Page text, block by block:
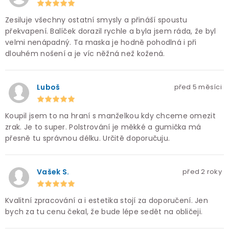
Zesiluje všechny ostatní smysly a přináší spoustu
překvapení. Balíček dorazil rychle a byla jsem ráda, že byl
velmi nenápadný. Ta maska je hodně pohodlná i při
dlouhém nošení a je víc něžná než kožená.
Luboš před 5 měsíci
Koupil jsem to na hraní s manželkou kdy chceme omezit
zrak. Je to super. Polstrování je měkké a gumička má
přesně tu správnou délku. Určitě doporučuju.
Vašek S. před 2 roky
Kvalitní zpracování a i estetika stojí za doporučení. Jen
bych za tu cenu čekal, že bude lépe sedět na obličeji.